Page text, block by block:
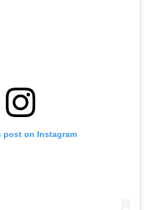
post on Instagram